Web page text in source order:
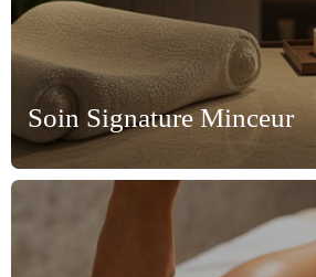
Soin Signature Minceur